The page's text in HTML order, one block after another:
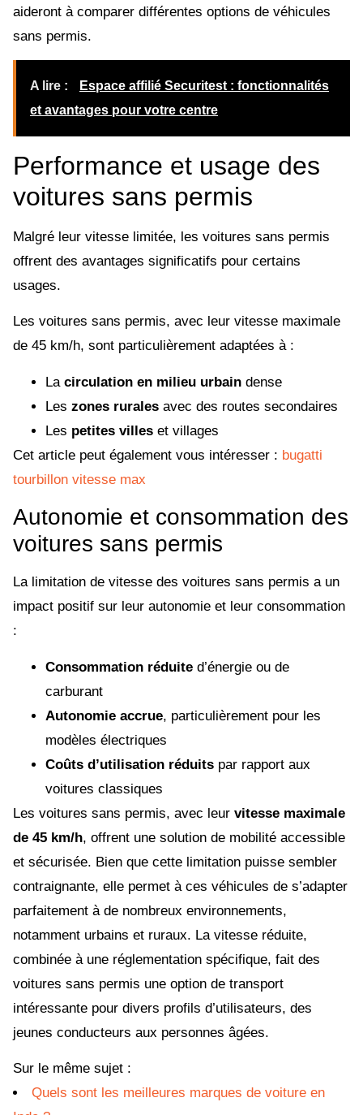
aideront à comparer différentes options de véhicules
sans permis.
A lire :
Espace affilié Securitest : fonctionnalités
et avantages pour votre centre
Performance et usage des
voitures sans permis
Malgré leur vitesse limitée, les voitures sans permis
offrent des avantages significatifs pour certains
usages.
Les voitures sans permis, avec leur vitesse maximale
de 45 km/h, sont particulièrement adaptées à :
La circulation en milieu urbain dense
Les zones rurales avec des routes secondaires
Les petites villes et villages
Cet article peut également vous intéresser : bugatti
tourbillon vitesse max
Autonomie et consommation des
voitures sans permis
La limitation de vitesse des voitures sans permis a un
impact positif sur leur autonomie et leur consommation
:
Consommation réduite d’énergie ou de
carburant
Autonomie accrue, particulièrement pour les
modèles électriques
Coûts d’utilisation réduits par rapport aux
voitures classiques
Les voitures sans permis, avec leur vitesse maximale
de 45 km/h, offrent une solution de mobilité accessible
et sécurisée. Bien que cette limitation puisse sembler
contraignante, elle permet à ces véhicules de s’adapter
parfaitement à de nombreux environnements,
notamment urbains et ruraux. La vitesse réduite,
combinée à une réglementation spécifique, fait des
voitures sans permis une option de transport
intéressante pour divers profils d’utilisateurs, des
jeunes conducteurs aux personnes âgées.
Sur le même sujet :
Quels sont les meilleures marques de voiture en